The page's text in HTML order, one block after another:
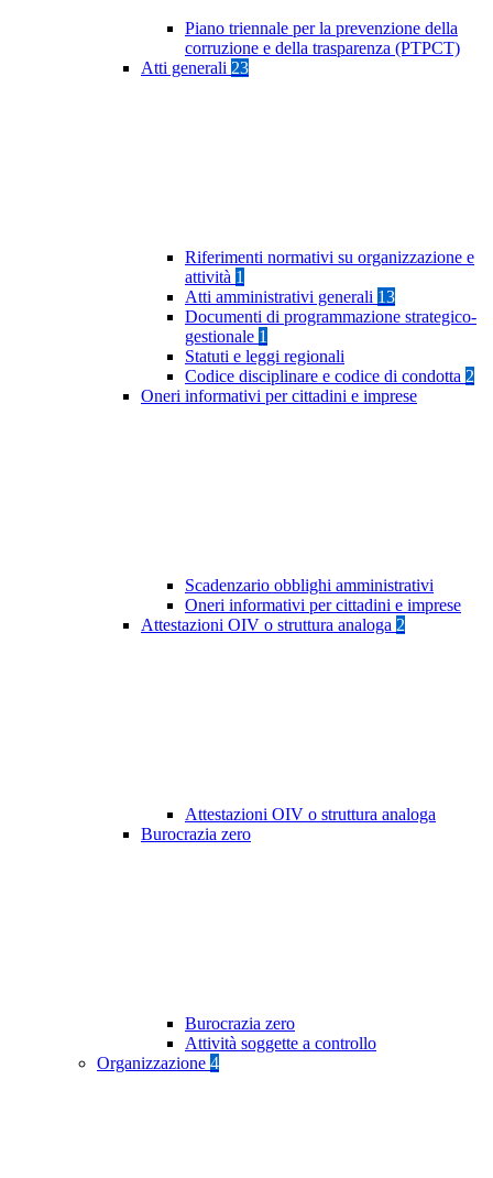
Piano triennale per la prevenzione della
corruzione e della trasparenza (PTPCT)
Atti generali 23
Riferimenti normativi su organizzazione e
attività 1
Atti amministrativi generali 13
Documenti di programmazione strategico-
gestionale 1
Statuti e leggi regionali
Codice disciplinare e codice di condotta 2
Oneri informativi per cittadini e imprese
Scadenzario obblighi amministrativi
Oneri informativi per cittadini e imprese
Attestazioni OIV o struttura analoga 2
Attestazioni OIV o struttura analoga
Burocrazia zero
Burocrazia zero
Attività soggette a controllo
Organizzazione 4